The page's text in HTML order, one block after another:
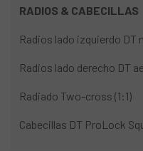
RADIOS & CABECILLAS
Radios lado izquierdo DT
Radios lado derecho DT
Radiado Two-cross (1:1)
Cabecillas DT ProLock